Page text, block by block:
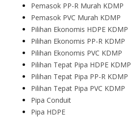
Pemasok PP-R Murah KDMP
Pemasok PVC Murah KDMP
Pilihan Ekonomis HDPE KDMP
Pilihan Ekonomis PP-R KDMP
Pilihan Ekonomis PVC KDMP
Pilihan Tepat Pipa HDPE KDMP
Pilihan Tepat Pipa PP-R KDMP
Pilihan Tepat Pipa PVC KDMP
Pipa Conduit
Pipa HDPE